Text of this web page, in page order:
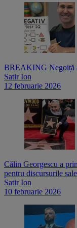
BREAKING Negoiță
Satir Ion
12 februarie 2026
Călin Georgescu a
pentru discursurile
Satir Ion
10 februarie 2026